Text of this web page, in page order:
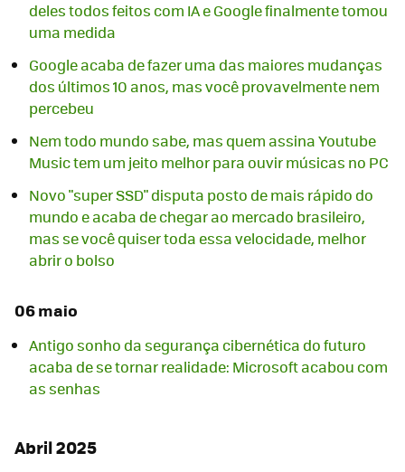
deles todos feitos com IA e Google finalmente tomou
uma medida
Google acaba de fazer uma das maiores mudanças
dos últimos 10 anos, mas você provavelmente nem
percebeu
Nem todo mundo sabe, mas quem assina Youtube
Music tem um jeito melhor para ouvir músicas no PC
Novo "super SSD" disputa posto de mais rápido do
mundo e acaba de chegar ao mercado brasileiro,
mas se você quiser toda essa velocidade, melhor
abrir o bolso
06 maio
Antigo sonho da segurança cibernética do futuro
acaba de se tornar realidade: Microsoft acabou com
as senhas
Abril 2025